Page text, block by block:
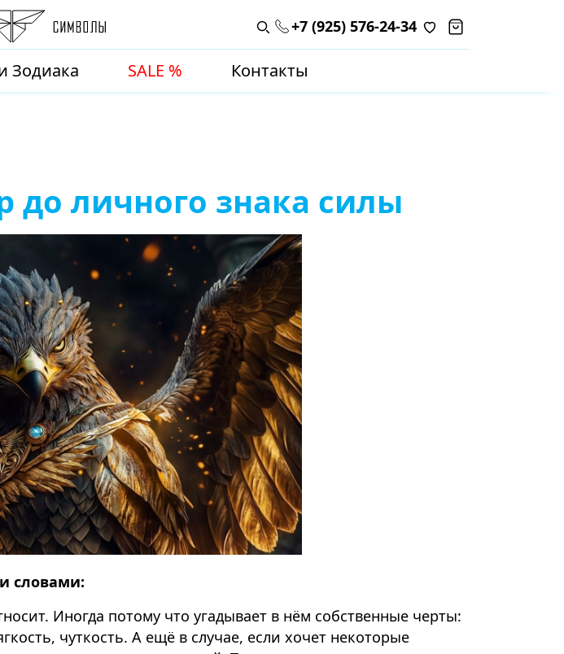
Поиск по каталогу
+7 (925) 576-24-34
Зодиака SALE % Контакты
до личного знака силы
словами:
Иногда потому что угадывает в нём собственные черты:
чуткость. А ещё в случае, если хочет некоторые